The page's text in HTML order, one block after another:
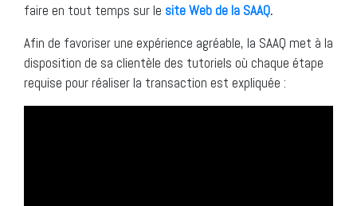
faire en tout temps sur le site Web de la SAAQ.
Afin de favoriser une expérience agréable, la SAAQ met à la
disposition de sa clientèle des tutoriels où chaque étape
requise pour réaliser la transaction est expliquée :